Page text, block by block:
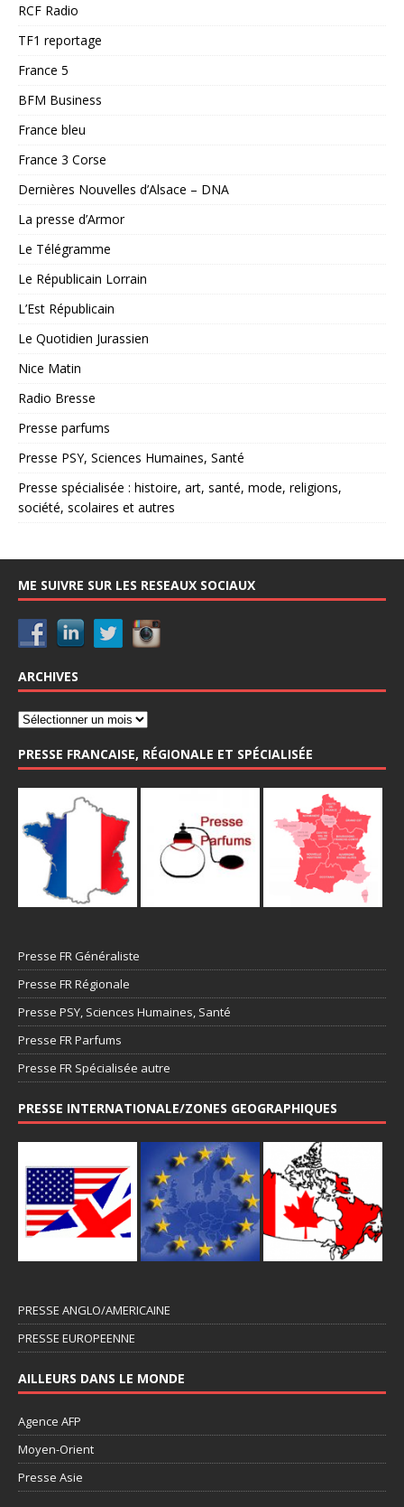
RCF Radio
TF1 reportage
France 5
BFM Business
France bleu
France 3 Corse
Dernières Nouvelles d’Alsace – DNA
La presse d’Armor
Le Télégramme
Le Républicain Lorrain
L’Est Républicain
Le Quotidien Jurassien
Nice Matin
Radio Bresse
Presse parfums
Presse PSY, Sciences Humaines, Santé
Presse spécialisée : histoire, art, santé, mode, religions,
société, scolaires et autres
ME SUIVRE SUR LES RESEAUX SOCIAUX
ARCHIVES
PRESSE FRANCAISE, RÉGIONALE ET SPÉCIALISÉE
Presse FR Généraliste
Presse FR Régionale
Presse PSY, Sciences Humaines, Santé
Presse FR Parfums
Presse FR Spécialisée autre
PRESSE INTERNATIONALE/ZONES GEOGRAPHIQUES
PRESSE ANGLO/AMERICAINE
PRESSE EUROPEENNE
AILLEURS DANS LE MONDE
Agence AFP
Moyen-Orient
Presse Asie